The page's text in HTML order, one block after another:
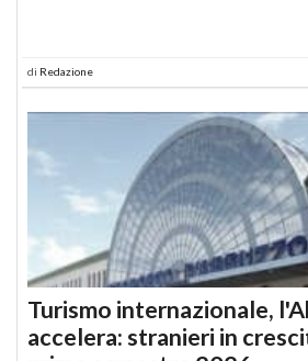
di Redazione
Turismo internazionale,
accelera: stranieri in